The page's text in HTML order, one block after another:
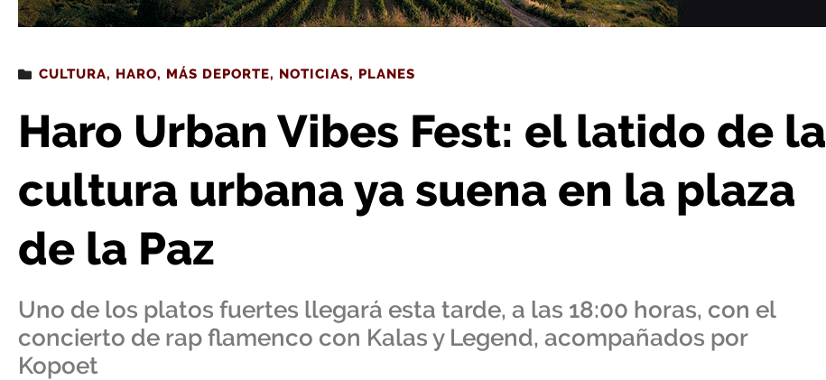
CULTURA, HARO, MÁS DEPORTE, NOTICIAS, PLANES
Haro Urban Vibes Fest: el latido de la
cultura urbana ya suena en la plaza
de la Paz
Uno de los platos fuertes llegará esta tarde, a las 18:00 horas, con el
concierto de rap flamenco con Kalas y Legend, acompañados por
Kopoet